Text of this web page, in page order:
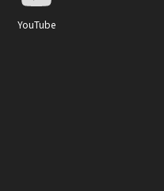
YouTube